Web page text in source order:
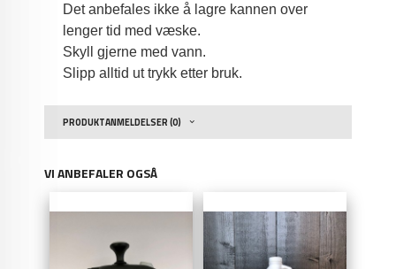
Det anbefales ikke å lagre kannen over
lenger tid med væske.
Skyll gjerne med vann.
Slipp alltid ut trykk etter bruk.
PRODUKTANMELDELSER (0)
VI ANBEFALER OGSÅ